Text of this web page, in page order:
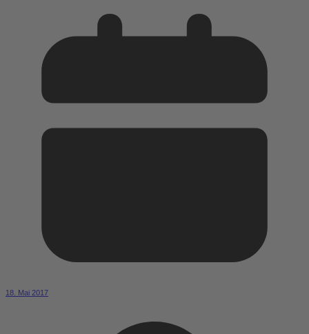
18. Mai 2017